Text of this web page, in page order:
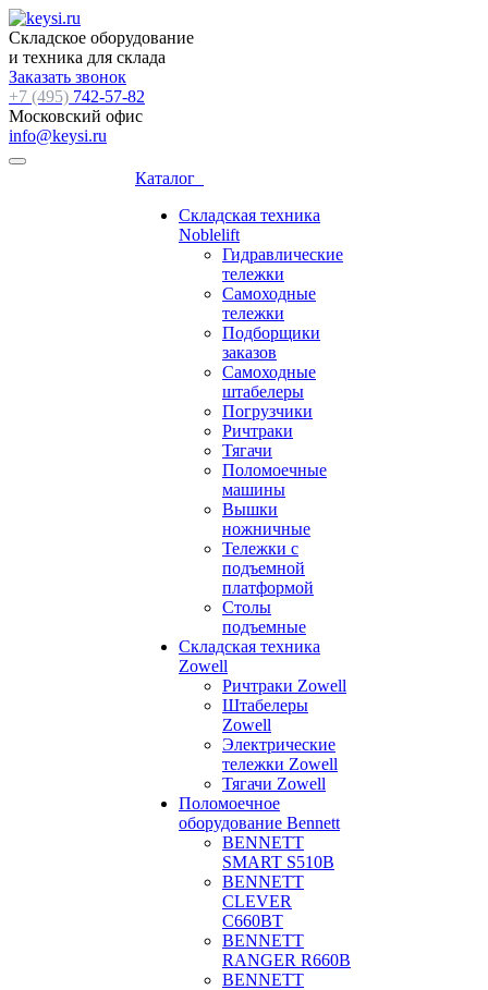
Складское оборудование
и техника для склада
Заказать звонок
+7 (495) 742-57-82
Московский офис
info@keysi.ru
Каталог
Складская техника
Noblelift
Гидравлические
тележки
Самоходные
тележки
Подборщики
заказов
Самоходные
штабелеры
Погрузчики
Ричтраки
Тягачи
Поломоечные
машины
Вышки
ножничные
Тележки с
подъемной
платформой
Столы
подъемные
Складская техника
Zowell
Ричтраки Zowell
Штабелеры
Zowell
Электрические
тележки Zowell
Тягачи Zowell
Поломоечное
оборудование Bennett
BENNETT
SMART S510B
BENNETT
CLEVER
C660BT
BENNETT
RANGER R660B
BENNETT